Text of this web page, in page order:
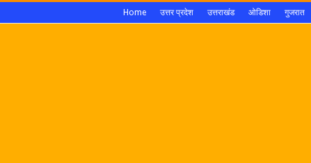
Home उत्तर प्रदेश उत्तराखंड ओडिशा गुजरात